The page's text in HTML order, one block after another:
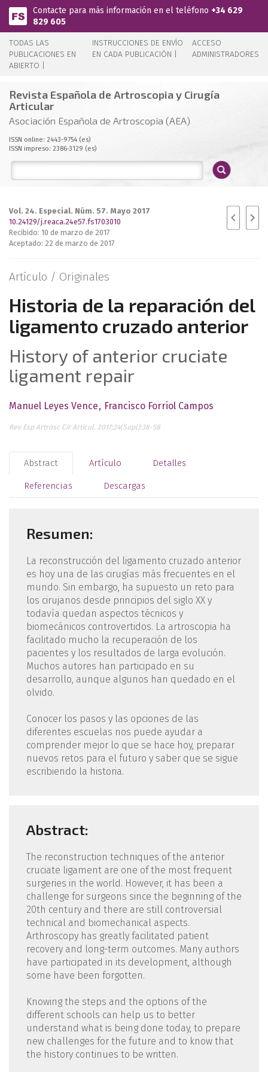
Pasar al contenido principal
Contacte para más información en el teléfono +34 629
829 605
TODAS LAS
PUBLICACIONES EN
ABIERTO |
INSTRUCCIONES DE ENVÍO
EN CADA PUBLICACIÓN |
ACCESO
ADMINISTRADORES
Revista Española de Artroscopia y Cirugía
Articular
Asociación Española de Artroscopia (AEA)
ISSN online: 2443-9754 (es)
ISSN impreso: 2386-3129 (es)
Vol. 24. Especial. Núm. 57. Mayo 2017
10.24129/j.reaca.24e57.fs1703010
Recibido: 10 de marzo de 2017
Aceptado: 22 de marzo de 2017
Artículo / Originales
Historia de la reparación del
ligamento cruzado anterior
History of anterior cruciate
ligament repair
Manuel Leyes Vence Francisco Forriol Campos
Rev Esp Artrosc Cir Articul. 2017;24(Supl):38-58
Abstract Artículo Detalles
Referencias Descargas
Resumen:
La reconstrucción del ligamento cruzado anterior
es hoy una de las cirugías más frecuentes en el
mundo. Sin embargo, ha supuesto un reto para
los cirujanos desde principios del siglo XX y
todavía quedan aspectos técnicos y
biomecánicos controvertidos. La artroscopia ha
facilitado mucho la recuperación de los
pacientes y los resultados de larga evolución.
Muchos autores han participado en su
desarrollo, aunque algunos han quedado en el
olvido.
Conocer los pasos y las opciones de las
diferentes escuelas nos puede ayudar a
comprender mejor lo que se hace hoy, preparar
nuevos retos para el futuro y saber que se sigue
escribiendo la historia.
Abstract:
The reconstruction techniques of the anterior
cruciate ligament are one of the most frequent
surgeries in the world. However, it has been a
challenge for surgeons since the beginning of the
20th century and there are still controversial
technical and biomechanical aspects.
Arthroscopy has greatly facilitated patient
recovery and long-term outcomes. Many authors
have participated in its development, although
some have been forgotten.
Knowing the steps and the options of the
different schools can help us to better
understand what is being done today, to prepare
new challenges for the future and to know that
the history continues to be written.